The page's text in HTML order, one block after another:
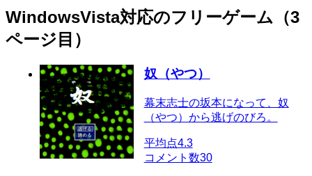
WindowsVista対応のフリーゲーム（3
ページ目）
奴（やつ）
幕末志士の坂本になって、奴
（やつ）から逃げのびろ。
平均点4.3
コメント数30